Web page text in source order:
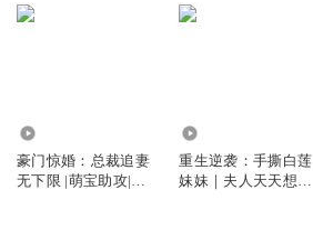
豪门惊婚：总裁追妻
无下限 |萌宝助攻|现
重生逆袭：手撕白莲
妹妹｜夫人天天想逆